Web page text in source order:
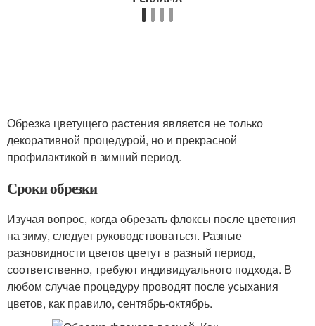
Обрезка цветущего растения является не только
декоративной процедурой, но и прекрасной
профилактикой в зимний период.
Сроки обрезки
Изучая вопрос, когда обрезать флоксы после цветения
на зиму, следует руководствоваться. Разные
разновидности цветов цветут в разный период,
соответственно, требуют индивидуального подхода. В
любом случае процедуру проводят после усыхания
цветов, как правило, сентябрь-октябрь.